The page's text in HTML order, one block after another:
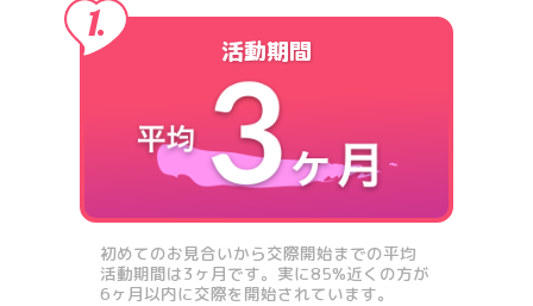
活動期間
初めてのお見合いから交際開始までの平均
活動期間は3ヶ月です。実に85%近くの方が
6ヶ月以内に交際を開始されています。